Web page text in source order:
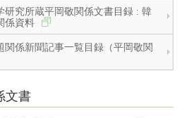
研究所蔵平岡敬関係文書目録 : 韓
係資料
係新聞記事一覧目録（平岡敬関
文書